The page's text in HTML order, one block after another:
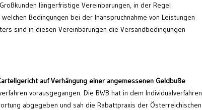
längerfristige Vereinbarungen, in der Regel
Bedingungen bei der Inanspruchnahme von Leistungen
sind in diesen Vereinbarungen die Versandbedingungen
auf Verhängung einer angemessenen Geldbuße
vorausgegangen. Die BWB hat in dem Individualverfahren
abgegeben und sah die Rabattpraxis der Österreichischen